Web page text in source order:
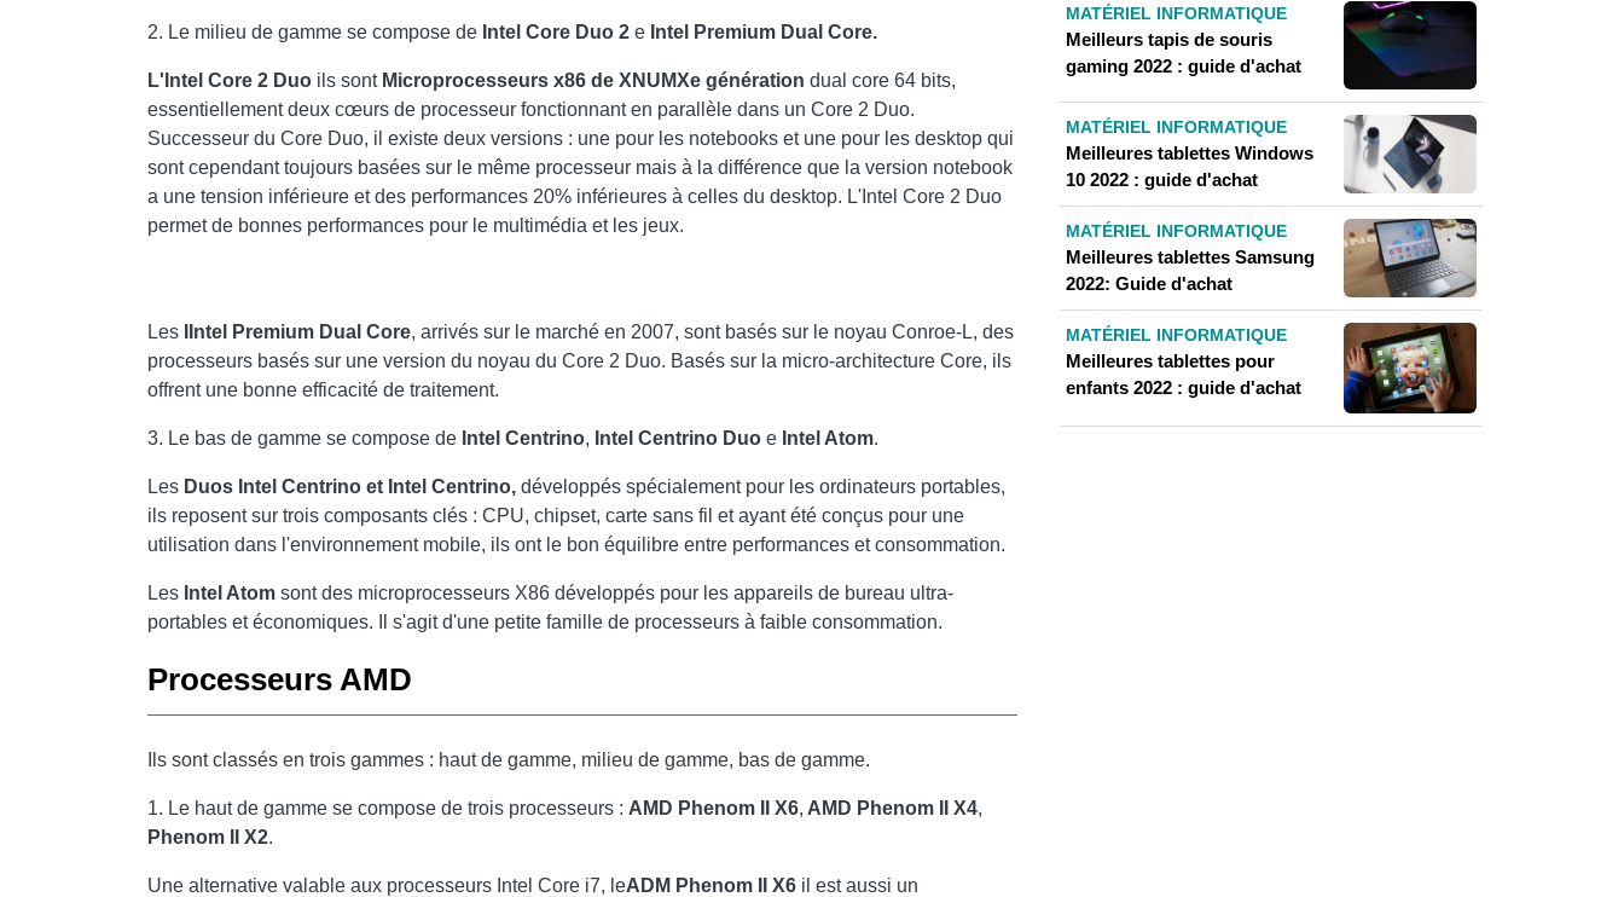
2. Le milieu de gamme se compose de Intel Core Duo 2 e Intel Premium Dual Core.
L'Intel Core 2 Duo ils sontMicroprocesseurs x86 de XNUMXe génération dual core 64 bits,
essentiellement deux cœurs de processeur fonctionnant en parallèle dans un Core 2 Duo.
Successeur du Core Duo, il existe deux versions : une pour les notebooks et une pour les desktop qui
sont cependant toujours basées sur le même processeur mais à la différence que la version notebook
a une tension inférieure et des performances 20% inférieures à celles du desktop. L'Intel Core 2 Duo
permet de bonnes performances pour le multimédia et les jeux.
Les Intel Premium Dual Core, arrivés sur le marché en 2007, sont basés sur le noyau Conroe-L, des
processeurs basés sur une version du noyau du Core 2 Duo. Basés sur la micro-architecture Core, ils
offrent une bonne efficacité de traitement.
3. Le bas de gamme se compose de Intel Centrino, Intel Centrino Duo e Intel Atom.
Les Duos Intel Centrino et Intel Centrino, développés spécialement pour les ordinateurs portables,
ils reposent sur trois composants clés : CPU, chipset, carte sans fil et ayant été conçus pour une
utilisation dans l'environnement mobile, ils ont le bon équilibre entre performances et consommation.
Les Intel Atom sont des microprocesseurs X86 développés pour les appareils de bureau ultra-
portables et économiques. Il s'agit d'une petite famille de processeurs à faible consommation.
Processeurs AMD
Ils sont classés en trois gammes : haut de gamme, milieu de gamme, bas de gamme.
1. Le haut de gamme se compose de trois processeurs : AMD Phenom II X6, AMD Phenom II X4,
Phenom II X2.
Une alternative valable aux processeurs Intel Core i7, leADM Phenom II X6 il est aussi un
MATÉRIEL INFORMATIQUE
Meilleurs tapis de souris
gaming 2022 : guide d'achat
MATÉRIEL INFORMATIQUE
Meilleures tablettes Windows
10 2022 : guide d'achat
MATÉRIEL INFORMATIQUE
Meilleures tablettes Samsung
2022: Guide d'achat
MATÉRIEL INFORMATIQUE
Meilleures tablettes pour
enfants 2022 : guide d'achat